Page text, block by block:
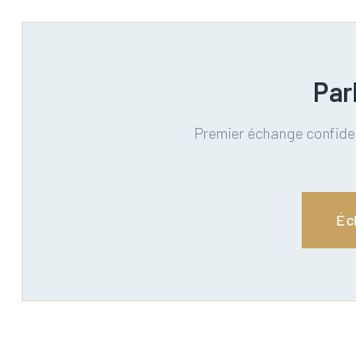
Premier échange